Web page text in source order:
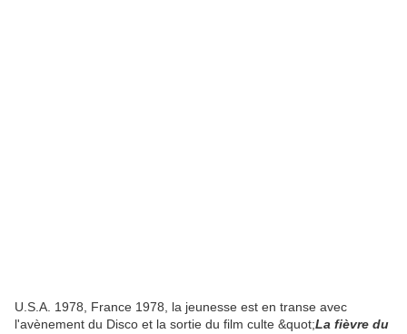
U.S.A. 1978, France 1978, la jeunesse est en transe avec
l'avènement du Disco et la sortie du film culte &quot;La fièvre du